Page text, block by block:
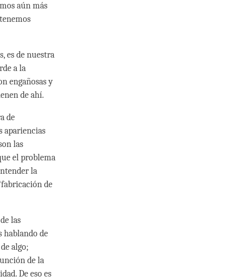
aún más
es de nuestra
a la
engañosas y
de ahí.
de
apariencias
las
el problema
la
de
las
hablando de
algo;
de la
De eso es